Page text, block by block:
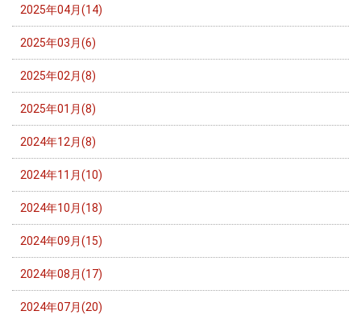
2025年04月(14)
2025年03月(6)
2025年02月(8)
2025年01月(8)
2024年12月(8)
2024年11月(10)
2024年10月(18)
2024年09月(15)
2024年08月(17)
2024年07月(20)